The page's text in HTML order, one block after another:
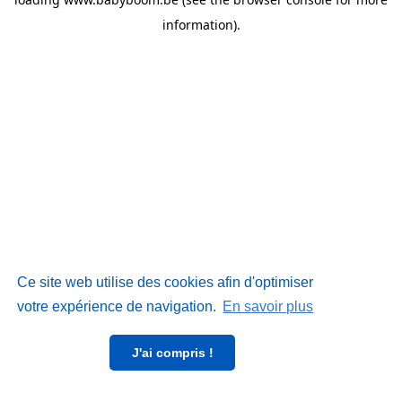
Ce site web utilise des cookies afin d'optimiser
votre expérience de navigation. En savoir plus
J'ai compris !
information).